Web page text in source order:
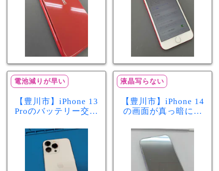
電池減りが早い
【豊川市】iPhone 13
Proのバッテリー交換
が早い症状も当日90
分で改善
液晶写らない
【豊川市】iPhone 14
の画面が真っ暗に…
修理！データそのま
まで復旧しました